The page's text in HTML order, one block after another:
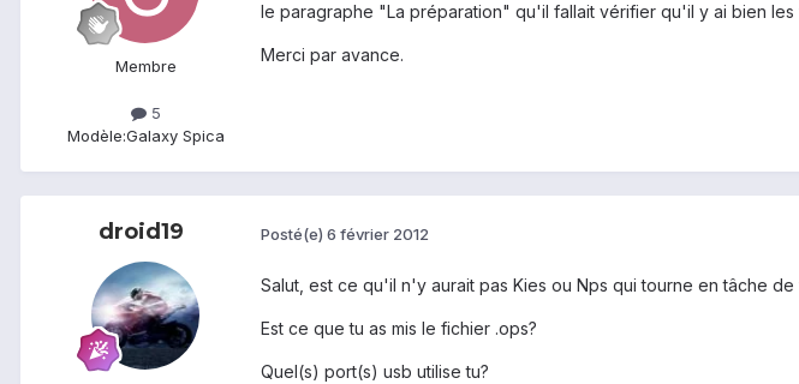
Membre
5
Modèle:Galaxy Spica
le paragraphe "La préparation" qu'il fallait vérifier qu'il y ai bien
Merci par avance.
droid19 Posté(e) 6 février 2012
Salut, est ce qu'il n'y aurait pas Kies ou Nps qui tourne en tâche
Est ce que tu as mis le fichier .ops?
Quel(s) port(s) usb utilise tu?